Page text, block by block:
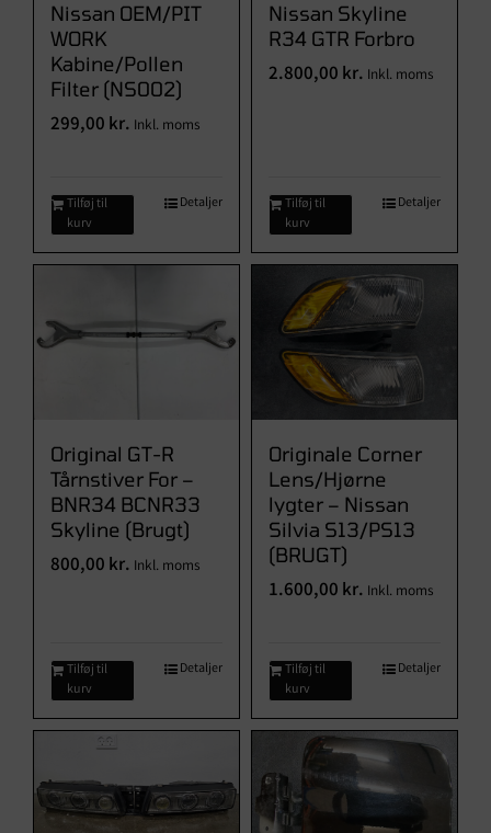
Nissan OEM/PIT
WORK
Kabine/Pollen
Filter (NS002)
299,00 kr. Inkl. moms
Tilføj til
kurv
Detaljer
Nissan Skyline
R34 GTR Forbro
2.800,00 kr. Inkl. moms
Tilføj til
kurv
Detaljer
Original GT-R
Tårnstiver For –
BNR34 BCNR33
Skyline (Brugt)
800,00 kr. Inkl. moms
Tilføj til
kurv
Detaljer
Originale Corner
Lens/Hjørne
lygter – Nissan
Silvia S13/PS13
(BRUGT)
1.600,00 kr. Inkl. moms
Tilføj til
kurv
Detaljer